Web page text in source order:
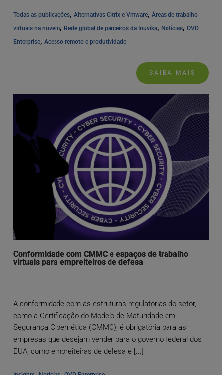
Todas as publicações, Alternativas Citrix e Vmware, Áreas de trabalho
virtuais na nuvem, Rede global de parceiros da Inuvika, Notícias, OVD
Enterprise, Acesso remoto e produtividade
SAIBA MAIS
Conformidade com CMMC e espaços de trabalho
virtuais para empreiteiros de defesa
A conformidade com as estruturas regulatórias do setor,
como a Certificação do Modelo de Maturidade em
Segurança Cibernética (CMMC), é obrigatória para as
empresas que desejam vender para o governo federal dos
EUA, como empreiteiras de defesa e [...]